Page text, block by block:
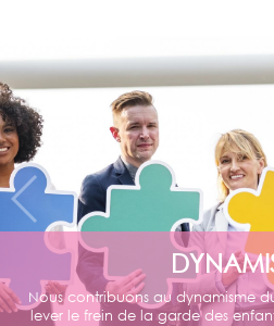
Nous contribuons au dynamisme
lever le frein de la garde des